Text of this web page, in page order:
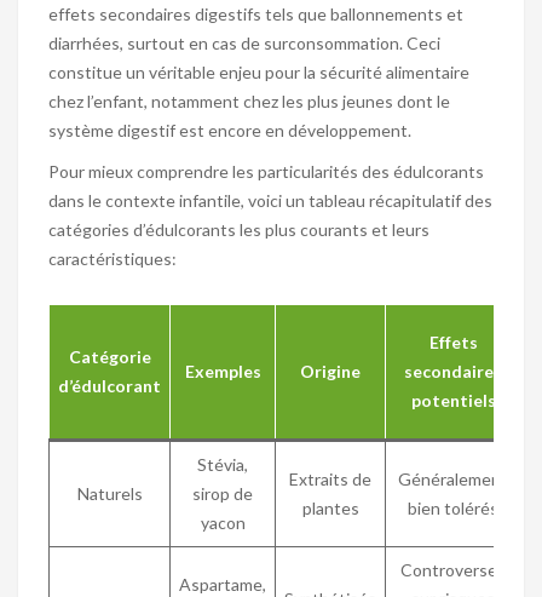
effets secondaires digestifs tels que ballonnements et
diarrhées, surtout en cas de surconsommation. Ceci
constitue un véritable enjeu pour la sécurité alimentaire
chez l’enfant, notamment chez les plus jeunes dont le
système digestif est encore en développement.
Pour mieux comprendre les particularités des édulcorants
dans le contexte infantile, voici un tableau récapitulatif des
catégories d’édulcorants les plus courants et leurs
caractéristiques:
Catégorie
d’édulcorant
Exemples Origine
Effets
secondaires
potentiels
Naturels
Stévia,
sirop de
yacon
Extraits de
plantes
Généralement
bien tolérés
Aspartame,
Controverses